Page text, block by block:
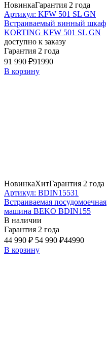
НовинкаГарантия 2 года
Артикул: KFW 501 SL GN
Встраиваемый винный шкаф
KORTING KFW 501 SL GN
доступно к заказу
Гарантия 2 года
91 990 ₽91990
В корзину
НовинкаХитГарантия 2 года
Артикул: BDIN15531
Встраиваемая посудомоечная
машина BEKO BDIN155
В наличии
Гарантия 2 года
44 990 ₽ 54 990 ₽44990
В корзину